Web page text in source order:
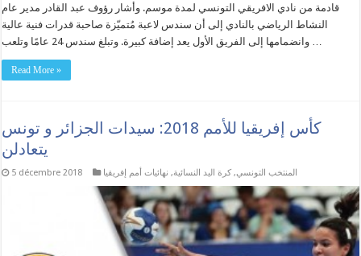
قادمة من نادي الافريقي التونسي لمدة موسم. وأشار رؤوف عبد القادر مدير عام
النشاط الرياضي بالنادي إلى أن سندس لاعبة مُتميّزة صاحبة قدرات فنية عالية
وانضمامها إلى الفريق الأول يعد إضافة كبيرة. وتبلغ سندس 24 عامًا وتلعب …
Read More »
كأس إفريقيا للأمم 2018: سيدات الجزائر و تونس
يتعادلن
5 décembre 2018 المنتخب التونسي, كرة اليد النسائية, نهائيات أمم إفريقيا